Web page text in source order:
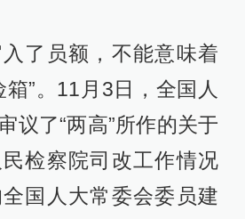
了员额，不能意味着
箱”。11月3日，全国人
议了“两高”所作的关于
检察院司改工作情况
国人大常委会委员建